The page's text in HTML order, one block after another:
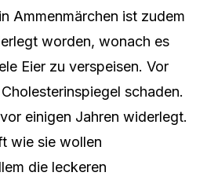
Ammenmärchen ist zudem
worden, wonach es
Eier zu verspeisen. Vor
schaden.
einigen Jahren widerlegt.
wie sie wollen
die leckeren